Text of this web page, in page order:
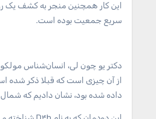
سریع جمعیت بوده است.
دکتر یو چون لی، انسان‌شناس
از آن چیزی است که قبلا ذکر شده
داده شده بود، نشان دادیم که